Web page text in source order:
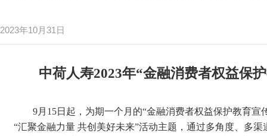
2023年10月31日
中荷人寿2023年“金融消费者权益保
9月15日起，为期一个月的“金融消费者权益保护教育
“汇聚金融力量 共创美好未来”活动主题，通过多角度、多